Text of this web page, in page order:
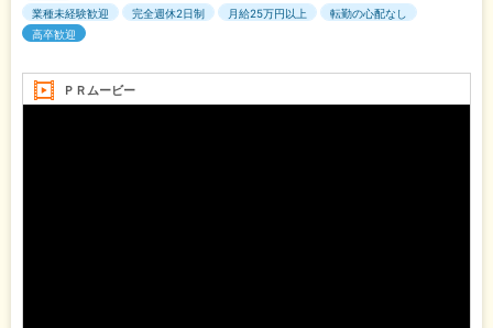
業種未経験歓迎
完全週休2日制 月給25万円以上
転勤の心配なし
高卒歓迎
ＰＲムービー